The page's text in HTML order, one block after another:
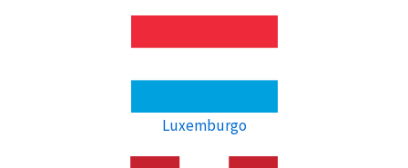
Luxemburgo